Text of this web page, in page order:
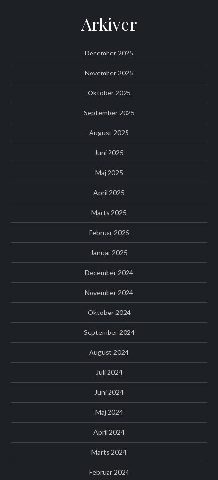
Arkiver
December 2025
November 2025
Oktober 2025
September 2025
August 2025
Juni 2025
Maj 2025
April 2025
Marts 2025
Februar 2025
Januar 2025
December 2024
November 2024
Oktober 2024
September 2024
August 2024
Juli 2024
Juni 2024
Maj 2024
April 2024
Marts 2024
Februar 2024